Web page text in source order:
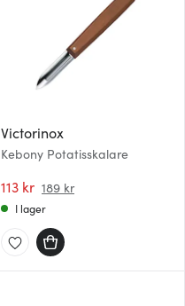
Victorinox
Kebony Potatisskalare
113 kr 189 kr
I lager